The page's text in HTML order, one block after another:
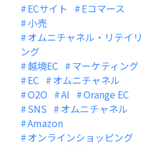
ECサイト
Eコマース
小売
オムニチャネル・リテイリ
ング
越境EC
マーケティング
EC
オムニチャネル
O2O
AI
Orange EC
SNS
オムニチャネル
Amazon
オンラインショッピング